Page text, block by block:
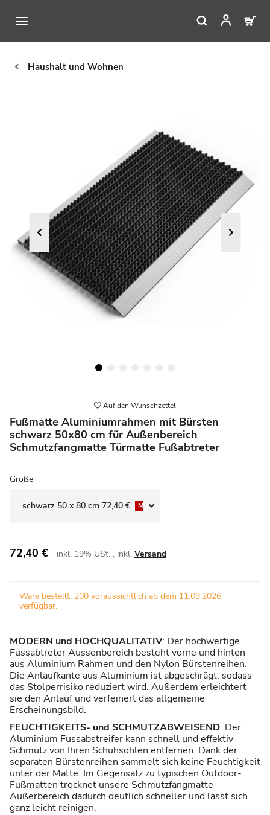
Haushalt und Wohnen
Auf den Wunschzettel
Fußmatte Aluminiumrahmen mit Bürsten
schwarz 50x80 cm für Außenbereich
Schmutzfangmatte Türmatte Fußabtreter
Größe
schwarz 50 x 80 cm 72,40 € Momentan nicht verfügbar
72,40 € inkl. 19% USt. , inkl. Versand
Ware bestellt. 200 voraussichtlich ab dem 11.09.2026
verfügbar.
MODERN und HOCHQUALITATIV: Der hochwertige
Fussabtreter Aussenbereich besteht vorne und hinten
aus Aluminium Rahmen und den Nylon Bürstenreihen.
Die Anlaufkante aus Aluminium ist abgeschrägt, sodass
das Stolperrisiko reduziert wird. Außerdem erleichtert
sie den Anlauf und verfeinert das allgemeine
Erscheinungsbild.
FEUCHTIGKEITS- und SCHMUTZABWEISEND: Der
Aluminium Fussabstreifer kann schnell und effektiv
Schmutz von Ihren Schuhsohlen entfernen. Dank der
separaten Bürstenreihen sammelt sich keine Feuchtigkeit
unter der Matte. Im Gegensatz zu typischen Outdoor-
Fußmatten trocknet unsere Schmutzfangmatte
Außerbereich dadurch deutlich schneller und lässt sich
ganz leicht reinigen.